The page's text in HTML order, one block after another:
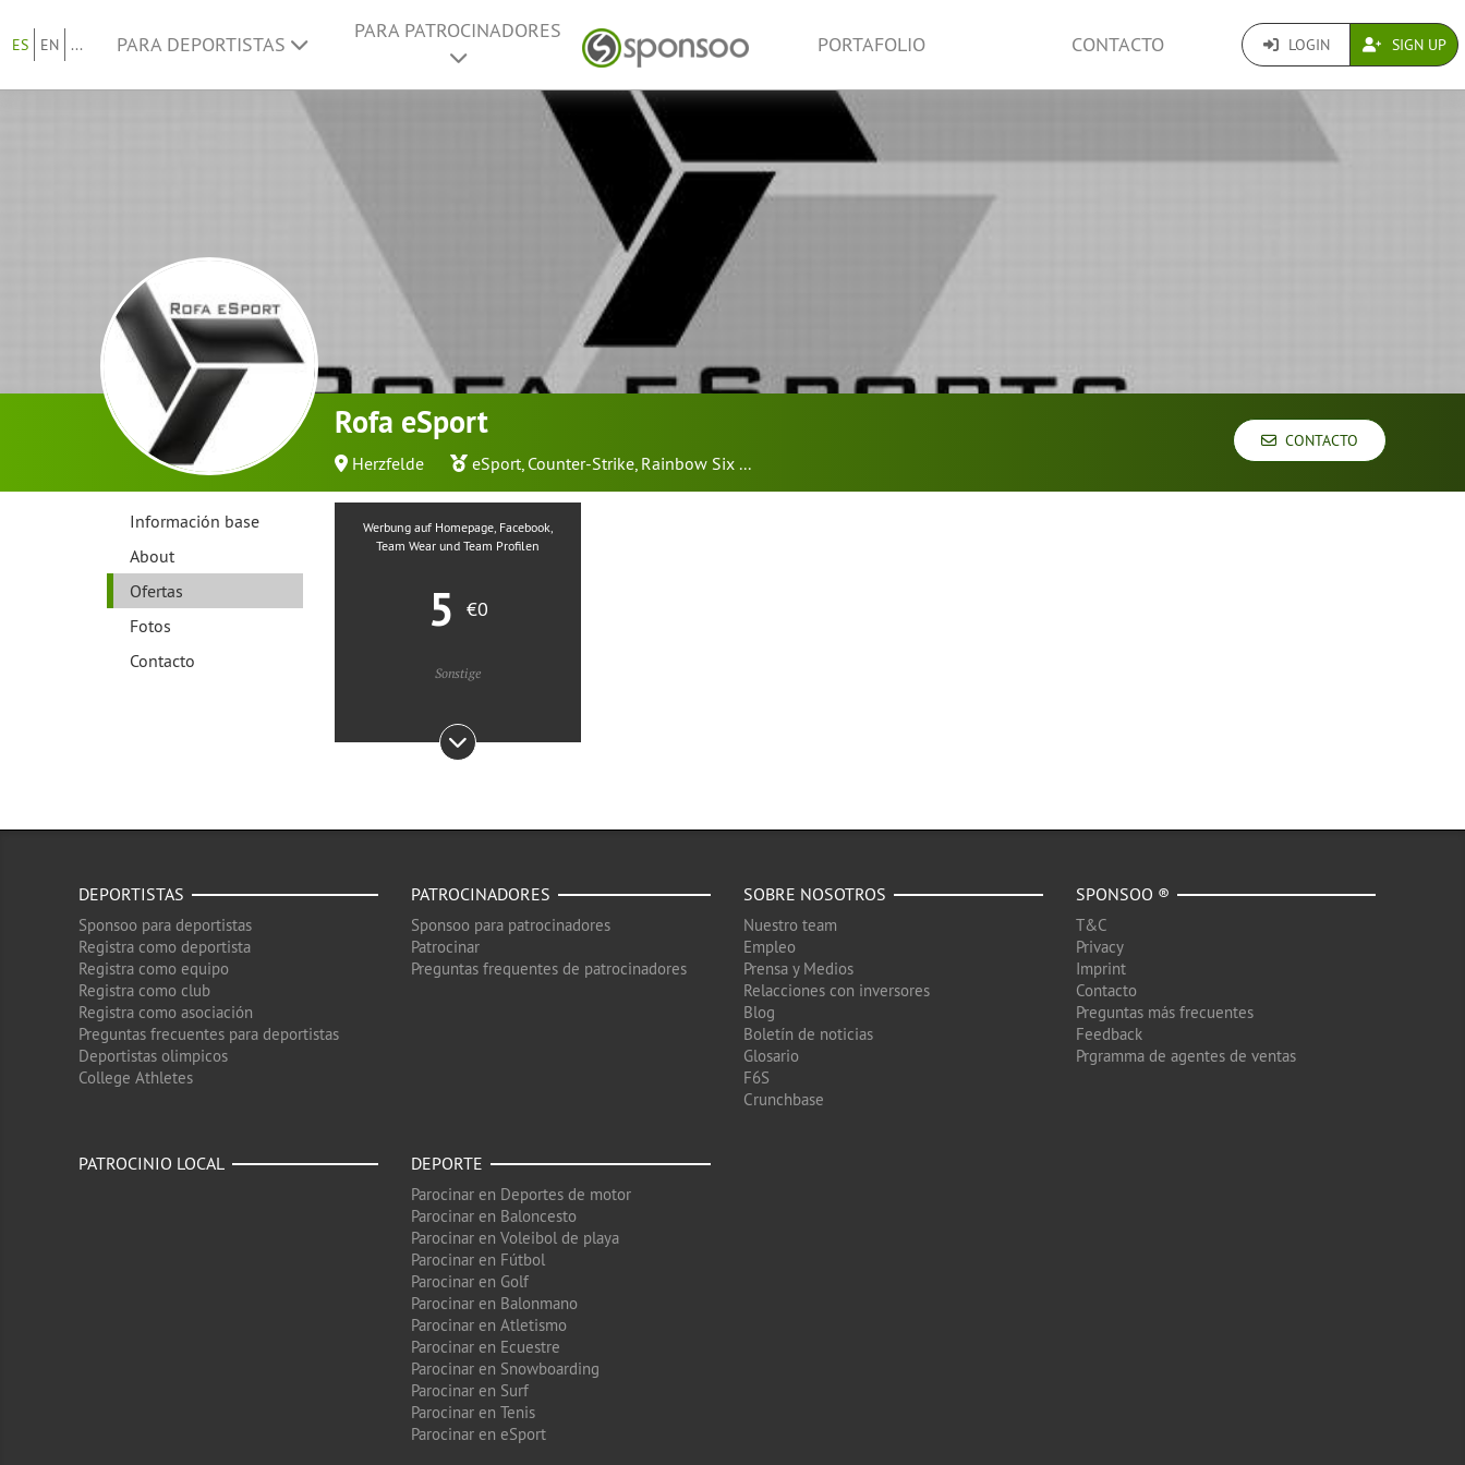
ES EN ... PARA DEPORTISTAS
PARA PATROCINADORES
PORTAFOLIO CONTACTO LOGIN SIGN UP
Rofa eSport
Herzfelde eSport, Counter-Strike, Rainbow Six ...
CONTACTO
Información base
About
Ofertas
Fotos
Contacto
Werbung auf Homepage, Facebook,
Team Wear und Team Profilen
5 €0
Sonstige
DEPORTISTAS
Sponsoo para deportistas
Registra como deportista
Registra como equipo
Registra como club
Registra como asociación
Preguntas frecuentes para deportistas
Deportistas olimpicos
College Athletes
PATROCINADORES
Sponsoo para patrocinadores
Patrocinar
Preguntas frequentes de patrocinadores
SOBRE NOSOTROS
Nuestro team
Empleo
Prensa y Medios
Relacciones con inversores
Blog
Boletín de noticias
Glosario
F6S
Crunchbase
SPONSOO ®
T&C
Privacy
Imprint
Contacto
Preguntas más frecuentes
Feedback
Prgramma de agentes de ventas
PATROCINIO LOCAL DEPORTE
Parocinar en Deportes de motor
Parocinar en Baloncesto
Parocinar en Voleibol de playa
Parocinar en Fútbol
Parocinar en Golf
Parocinar en Balonmano
Parocinar en Atletismo
Parocinar en Ecuestre
Parocinar en Snowboarding
Parocinar en Surf
Parocinar en Tenis
Parocinar en eSport